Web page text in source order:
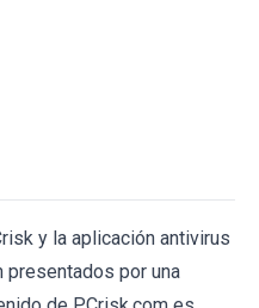
y la aplicación antivirus
presentados por una